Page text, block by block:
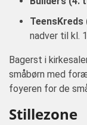
TeensKreds
nadver til kl.
Bagerst i
småbørn med
foyeren for de
Stillezone